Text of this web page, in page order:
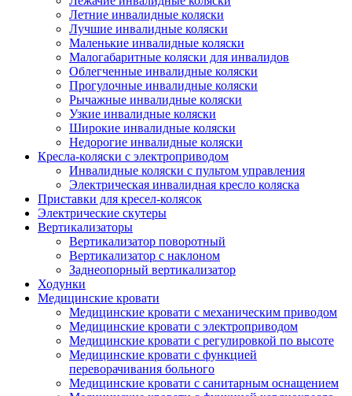
Летние инвалидные коляски
Лучшие инвалидные коляски
Маленькие инвалидные коляски
Малогабаритные коляски для инвалидов
Облегченные инвалидные коляски
Прогулочные инвалидные коляски
Рычажные инвалидные коляски
Узкие инвалидные коляски
Широкие инвалидные коляски
Недорогие инвалидные коляски
Кресла-коляски с электроприводом
Инвалидные коляски с пультом управления
Электрическая инвалидная кресло коляска
Приставки для кресел-колясок
Электрические скутеры
Вертикализаторы
Вертикализатор поворотный
Вертикализатор с наклоном
Заднеопорный вертикализатор
Ходунки
Медицинские кровати
Медицинские кровати с механическим приводом
Медицинские кровати с электроприводом
Медицинские кровати с регулировкой по высоте
Медицинские кровати с функцией
переворачивания больного
Медицинские кровати с санитарным оснащением